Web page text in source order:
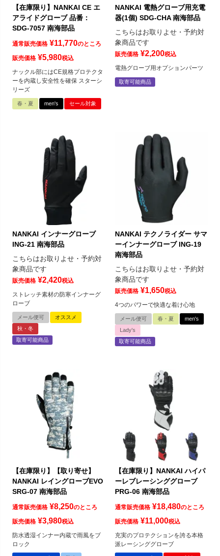
【在庫限り】NANKAI CE エ
アライドグローブ 品番：
SDG-7057 南海部品
通常販売価格 ¥11,770のところ
販売価格 ¥5,980税込
ナックル部にはCE規格プロテクタ
ーを内蔵し安全性を確保 スターシ
リーズ
春・夏 men's セール対象
NANKAI 電熱グローブ用充電
器(1個) SDG-CHA 南海部品
こちらはお取りよせ・予約対
象商品です
販売価格 ¥2,200税込
電熱グローブ用オプションパーツ
取寄可能商品
NANKAI インナーグローブ
ING-21 南海部品
こちらはお取りよせ・予約対
象商品です
販売価格 ¥2,420税込
ストレッチ素材の防寒インナーグ
ローブ
メール便可
オススメ
秋・冬
取寄可能商品
NANKAI テクノライダー サマ
ーインナーグローブ ING-19
南海部品
こちらはお取りよせ・予約対
象商品です
販売価格 ¥1,650税込
4つのパワーで快適な着け心地
メール便可 春・夏
men's
Lady's
取寄可能商品
【在庫限り】【取り寄せ】
NANKAI レイングローブEVO
SRG-07 南海部品
通常販売価格 ¥8,250のところ
販売価格 ¥3,980税込
防水透湿インナー内蔵で雨風をブ
ロック
【在庫限り】NANKAI ハイパ
ーレブレーシンググローブ
PRG-06 南海部品
通常販売価格 ¥18,480のところ
販売価格 ¥11,000税込
充実のプロテクションを誇る本格
派レーシンググローブ